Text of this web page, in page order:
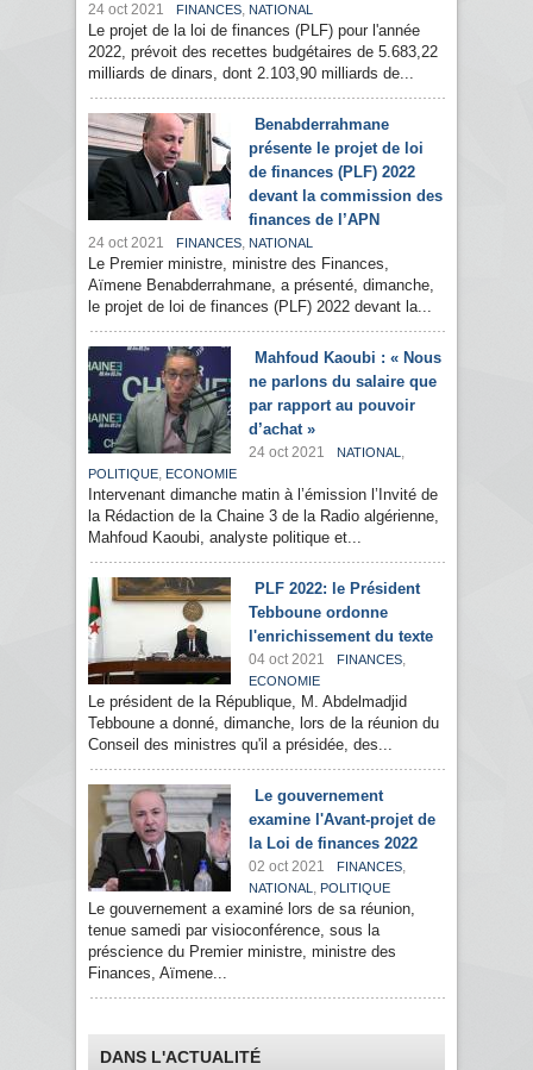
24 oct 2021 FINANCES, NATIONAL
Le projet de la loi de finances (PLF) pour l'année
2022, prévoit des recettes budgétaires de 5.683,22
milliards de dinars, dont 2.103,90 milliards de...
Benabderrahmane
présente le projet de loi
de finances (PLF) 2022
devant la commission des
finances de l’APN
24 oct 2021 FINANCES, NATIONAL
Le Premier ministre, ministre des Finances,
Aïmene Benabderrahmane, a présenté, dimanche,
le projet de loi de finances (PLF) 2022 devant la...
Mahfoud Kaoubi : « Nous
ne parlons du salaire que
par rapport au pouvoir
d’achat »
24 oct 2021 NATIONAL ,
POLITIQUE, ECONOMIE
Intervenant dimanche matin à l’émission l’Invité de
la Rédaction de la Chaine 3 de la Radio algérienne,
Mahfoud Kaoubi, analyste politique et...
PLF 2022: le Président
Tebboune ordonne
l'enrichissement du texte
04 oct 2021 FINANCES,
ECONOMIE
Le président de la République, M. Abdelmadjid
Tebboune a donné, dimanche, lors de la réunion du
Conseil des ministres qu'il a présidée, des...
Le gouvernement
examine l'Avant-projet de
la Loi de finances 2022
02 oct 2021 FINANCES,
NATIONAL , POLITIQUE
Le gouvernement a examiné lors de sa réunion,
tenue samedi par visioconférence, sous la
préscience du Premier ministre, ministre des
Finances, Aïmene...
DANS L'ACTUALITÉ